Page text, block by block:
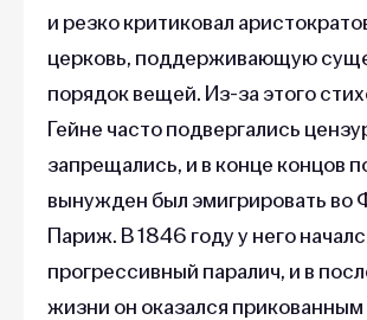
и резко критиковал
церковь, поддерживающую
порядок вещей. Из-за этого
Гейне часто подвергались
запрещались, и в конце концов
вынужден был эмигрировать во
Париж. В 1846 году у него
прогрессивный паралич, и в
жизни он оказался прикованным